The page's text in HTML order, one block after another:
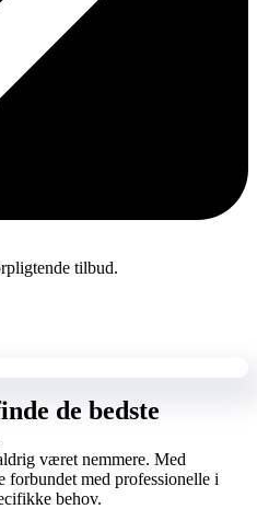
tilbud.
de bedste
været nemmere. Med
med professionelle i
behov.